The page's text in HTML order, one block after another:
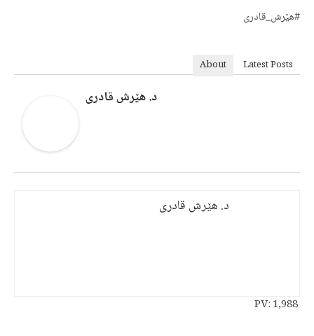
#هێرش_قادری
About Latest Posts
د. هێرش قادری
د. هێرش قادری
PV:1,988